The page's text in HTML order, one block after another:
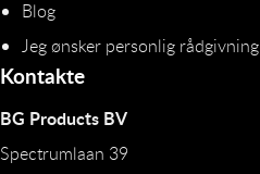
Blog
Jeg ønsker personlig rådgivning
Kontakte
BG Products BV
Spectrumlaan 39